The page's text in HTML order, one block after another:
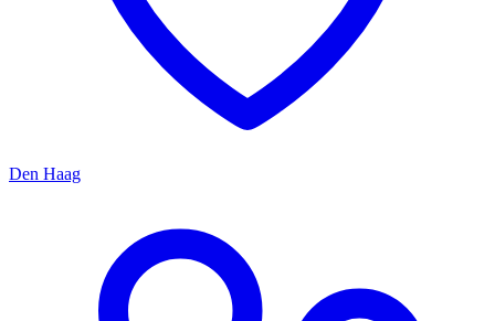
Den Haag